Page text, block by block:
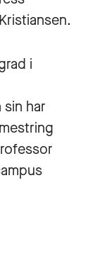
i
har